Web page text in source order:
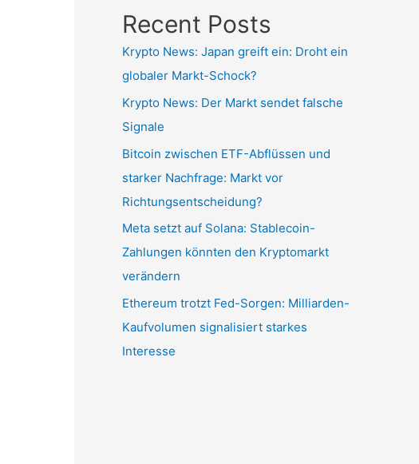
Recent Posts
Krypto News: Japan greift ein: Droht ein
globaler Markt-Schock?
Krypto News: Der Markt sendet falsche
Signale
Bitcoin zwischen ETF-Abflüssen und
starker Nachfrage: Markt vor
Richtungsentscheidung?
Meta setzt auf Solana: Stablecoin-
Zahlungen könnten den Kryptomarkt
verändern
Ethereum trotzt Fed-Sorgen: Milliarden-
Kaufvolumen signalisiert starkes
Interesse